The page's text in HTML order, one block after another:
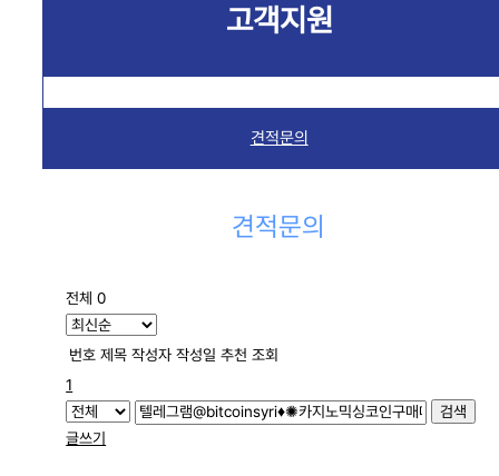
고객지원
견적문의
견적문의
전체 0
번호 제목 작성자 작성일 추천 조회
1
검색
글쓰기